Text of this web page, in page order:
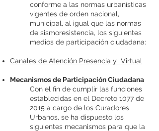
conforme a las normas urbanísticas
vigentes de orden nacional,
municipal, al igual que las normas
de sismoresistencia, los siguientes
medios de participación ciudadana:
Canales de Atención Presencia y Virtual
Mecanismos de Participación Ciudadana
Con el fin de cumplir las funciones
establecidas en el Decreto 1077 de
2015 a cargo de los Curadores
Urbanos, se ha dispuesto los
siguientes mecanismos para que la